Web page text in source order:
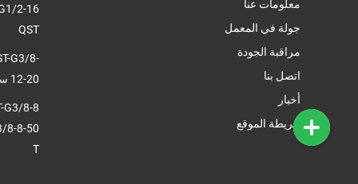
معلومات عنا
جولة في المعمل
مراقبة الجودة
اتصل بنا
أخبار
خريطة الموقع
QST
G3/8-
12-20 سلسلة Festo QST تركيب على شكل حرف T
G3/8-8
T